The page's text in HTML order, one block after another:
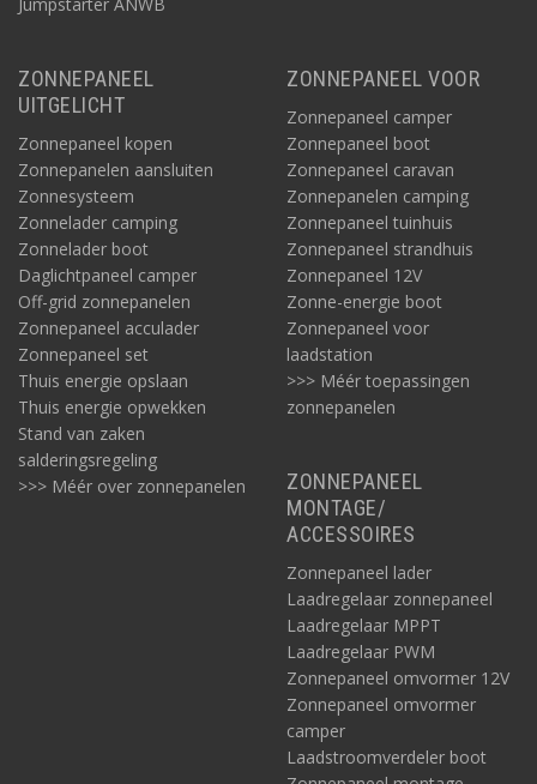
ZONNEPANEEL
UITGELICHT
Zonnepaneel kopen
Zonnepanelen aansluiten
Zonnesysteem
Zonnelader camping
Zonnelader boot
Daglichtpaneel camper
Off-grid zonnepanelen
Zonnepaneel acculader
Zonnepaneel set
Thuis energie opslaan
Thuis energie opwekken
Stand van zaken
salderingsregeling
>>> Méér over zonnepanelen
ZONNEPANEEL VOOR
Zonnepaneel camper
Zonnepaneel boot
Zonnepaneel caravan
Zonnepanelen camping
Zonnepaneel tuinhuis
Zonnepaneel strandhuis
Zonnepaneel 12V
Zonne-energie boot
Zonnepaneel voor
laadstation
>>> Méér toepassingen
zonnepanelen
ZONNEPANEEL
MONTAGE/
ACCESSOIRES
Zonnepaneel lader
Laadregelaar zonnepaneel
Laadregelaar MPPT
Laadregelaar PWM
Zonnepaneel omvormer 12V
Zonnepaneel omvormer
camper
Laadstroomverdeler boot